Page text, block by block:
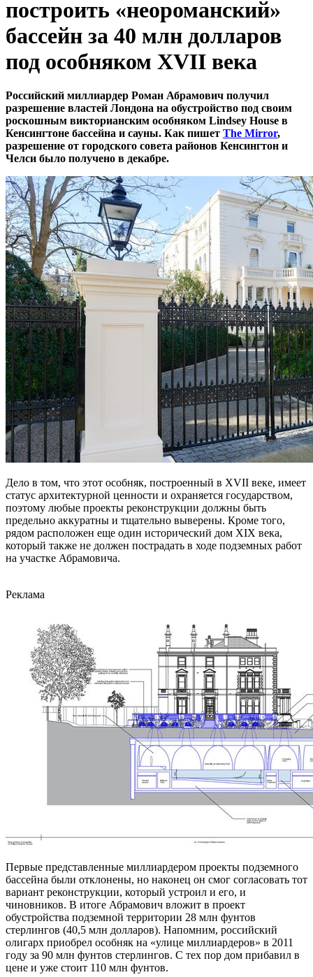
построить «неороманский»
бассейн за 40 млн долларов
под особняком XVII века
Российский миллиардер Роман Абрамович получил
разрешение властей Лондона на обустройство под своим
роскошным викторианским особняком Lindsey House в
Кенсингтоне бассейна и сауны. Как пишет The Mirror,
разрешение от городского совета районов Кенсингтон и
Челси было получено в декабре.
Дело в том, что этот особняк, построенный в XVII веке, имеет
статус архитектурной ценности и охраняется государством,
поэтому любые проекты реконструкции должны быть
предельно аккуратны и тщательно выверены. Кроме того,
рядом расположен еще один исторический дом XIX века,
который также не должен пострадать в ходе подземных работ
на участке Абрамовича.
Реклама
Первые представленные миллиардером проекты подземного
бассейна были отклонены, но наконец он смог согласовать тот
вариант реконструкции, который устроил и его, и
чиновников. В итоге Абрамович вложит в проект
обустройства подземной территории 28 млн фунтов
стерлингов (40,5 млн долларов). Напомним, российский
олигарх приобрел особняк на «улице миллиардеров» в 2011
году за 90 млн фунтов стерлингов. С тех пор дом прибавил в
цене и уже стоит 110 млн фунтов.